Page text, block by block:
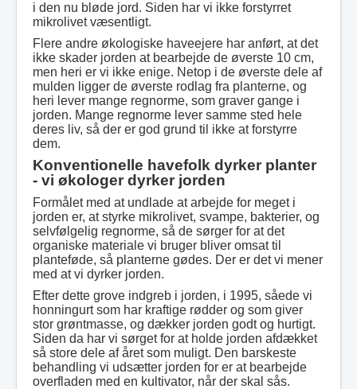
i den nu bløde jord. Siden har vi ikke forstyrret
mikrolivet væsentligt.
Flere andre økologiske haveejere har anført, at det
ikke skader jorden at bearbejde de øverste 10 cm,
men heri er vi ikke enige. Netop i de øverste dele af
mulden ligger de øverste rodlag fra planterne, og
heri lever mange regnorme, som graver gange i
jorden. Mange regnorme lever samme sted hele
deres liv, så der er god grund til ikke at forstyrre
dem.
Konventionelle havefolk dyrker planter
- vi økologer dyrker jorden
Formålet med at undlade at arbejde for meget i
jorden er, at styrke mikrolivet, svampe, bakterier, og
selvfølgelig regnorme, så de sørger for at det
organiske materiale vi bruger bliver omsat til
planteføde, så planterne gødes. Der er det vi mener
med at vi dyrker jorden.
Efter dette grove indgreb i jorden, i 1995, såede vi
honningurt som har kraftige rødder og som giver
stor grøntmasse, og dækker jorden godt og hurtigt.
Siden da har vi sørget for at holde jorden afdækket
så store dele af året som muligt. Den barskeste
behandling vi udsætter jorden for er at bearbejde
overfladen med en kultivator, når der skal sås.